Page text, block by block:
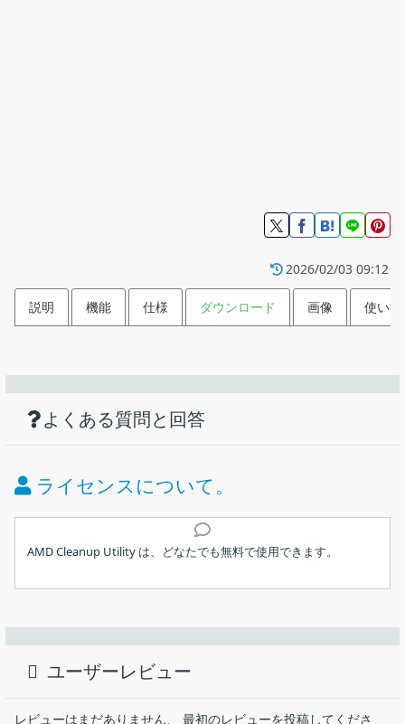
2026/02/03 09:12
説明 機能 仕様 ダウンロード 画像 使い方
AMD のグラフィックス／オーディオドライ
バをシステムから一括削除するツール
ライバ、AMD（Radeon）ソフトウェアを完全に削除するドライ
バアンインストールツール。通常のアンインストールやインスト
ール手順が失敗した場合に役に立ちます。
AMD Cleanup Utility の概要
AMD グラフィックスドライバ、オーディオドライバ、
Radeon ソフトウェアをシステムから削除する
価格：
メーカー：
使用言語： 英語
最終更新日： 6か月前 (2026/02/03)
ダウンロード数：
使い方
インストール
ダウンロードした実行ファイルを実行すると、アプリケーシ
ョンを使用できます。
よくある質問と回答
ライセンスについて。
AMD Cleanup Utility は、どなたでも無料で使用できます。
ユーザーレビュー
レビューはまだありません、 最初のレビューを投稿してくださ